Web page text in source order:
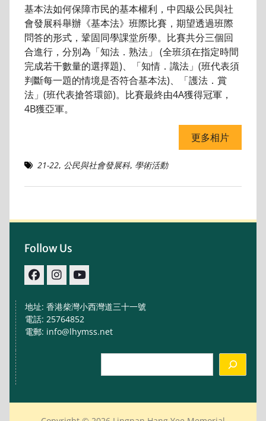
基本法如何保障市民的基本權利，中四級公民與社
會發展科舉辦《基本法》班際比賽，期望透過班際
問答的形式，鞏固同學課堂所學。比賽共分三個回
合進行，分別為「知法．熟法」 (全班須在指定時間
完成若干數量的選擇題)、「知情．識法」(班代表須
判斷每一題的情境是否符合基本法)、「護法．賞
法」(班代表搶答環節)。比賽最終由4A獲得冠軍，
4B獲亞軍。
更多相片
21-22, 公民與社會發展科, 學術活動
Follow Us
地址: 香港柴灣小西灣道三十一號
電話: 25764852
電郵: info@lhymss.net